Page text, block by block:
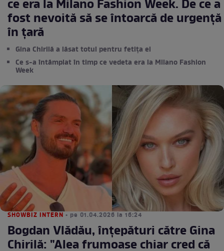
ce era la Milano Fashion Week. De ce a
fost nevoită să se întoarcă de urgență
în țară
Gina Chirilă a lăsat totul pentru fetița ei
Ce s-a întâmplat în timp ce vedeta era la Milano Fashion
Week
SHOWBIZ INTERN • pe 01.04.2026 la 16:24
Bogdan Vlădău, înțepături către Gina
Chirilă: "Alea frumoase chiar cred că